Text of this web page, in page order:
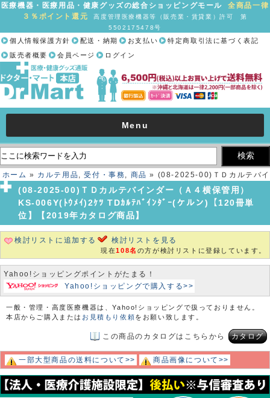
医療機器・医療用品・健康グッズの総合ショッピングモール全商品一律
３％ポイント還元
高度管理医療機器等（販売業・賃貸業）許可 第
5502175478号
個人情報保護方針 配送・納期 お支払い
特定商取引法に基づく表記
販売者概要
会員ページ ログイン
Menu
ホーム » カルテ用品,受付・事務 , 商品 » (08-2025-00)ＴＤカルテバイ
ンダー（Ａ４横保管用） KS-006Y(ﾄｳﾒｲ)2ｹﾂ TDｶﾙﾃﾊﾞｲﾝﾀﾞｰ(ケルン)
【120冊単位】【2019年カタログ商品】
(08-2025-00)ＴＤカルテバインダー（Ａ４横保管用）
KS-006Y(ﾄｳﾒｲ)2ｹﾂ TDｶﾙﾃﾊﾞｲﾝﾀﾞｰ(ケルン)【120冊単
位】【2019年カタログ商品】
検討リストに追加する 検討リストを見る
現在108名 の方が検討リストに登録しています。
Yahoo!ショッピングポイントがたまる！
Yahoo!ショッピングで購入する>>
一般・管理・高度医療機器は、Yahoo!ショッピングで扱っておりません。
本店からご購入または お見積もり依頼をお願い致します。
この商品のカタログはこちらから カタログ
一部大型商品の送料について>> 商品画像について>>